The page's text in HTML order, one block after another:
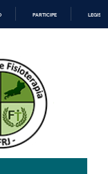
PARTICIPE